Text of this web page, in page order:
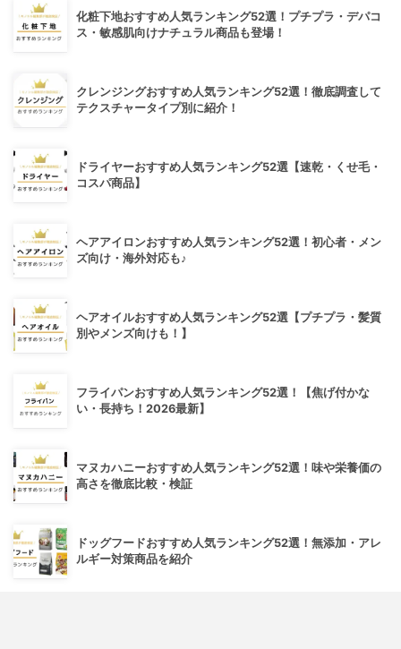
化粧下地おすすめ人気ランキング52選！プチプラ・デパコ
ス・敏感肌向けナチュラル商品も登場！
クレンジングおすすめ人気ランキング52選！徹底調査して
テクスチャータイプ別に紹介！
ドライヤーおすすめ人気ランキング52選【速乾・くせ毛・
コスパ商品】
ヘアアイロンおすすめ人気ランキング52選！初心者・メン
ズ向け・海外対応も♪
ヘアオイルおすすめ人気ランキング52選【プチプラ・髪質
別やメンズ向けも！】
フライパンおすすめ人気ランキング52選！【焦げ付かな
い・長持ち！2026最新】
マヌカハニーおすすめ人気ランキング52選！味や栄養価の
高さを徹底比較・検証
ドッグフードおすすめ人気ランキング52選！無添加・アレ
ルギー対策商品を紹介